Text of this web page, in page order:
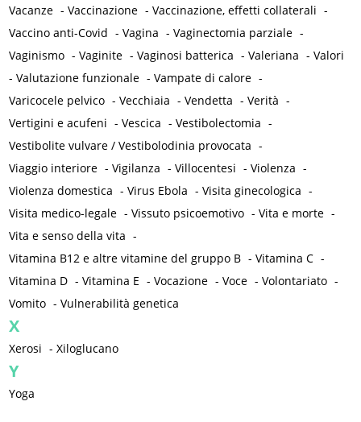
Vacanze -Vaccinazione -Vaccinazione, effetti collaterali -
Vaccino anti-Covid -Vagina -Vaginectomia parziale -
Vaginismo -Vaginite -Vaginosi batterica -Valeriana -Valori
-Valutazione funzionale -Vampate di calore -
Varicocele pelvico -Vecchiaia -Vendetta -Verità -
Vertigini e acufeni -Vescica -Vestibolectomia -
Vestibolite vulvare / Vestibolodinia provocata -
Viaggio interiore -Vigilanza -Villocentesi -Violenza -
Violenza domestica -Virus Ebola -Visita ginecologica -
Visita medico-legale -Vissuto psicoemotivo -Vita e morte -
Vita e senso della vita -
Vitamina B12 e altre vitamine del gruppo B -Vitamina C -
Vitamina D -Vitamina E -Vocazione -Voce -Volontariato -
Vomito -Vulnerabilità genetica
X
Xerosi -Xiloglucano
Y
Yoga